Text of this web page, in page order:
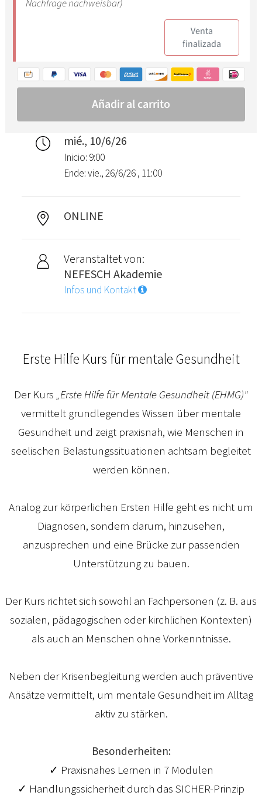
mié., 10/6/26
Inicio: 9:00
Ende: vie., 26/6/26 , 11:00
ONLINE
Veranstaltet von:
NEFESCH Akademie
Infos und Kontakt
Erste Hilfe Kurs für mentale Gesundheit
Der Kurs „Erste Hilfe für Mentale Gesundheit (EHMG)"
vermittelt grundlegendes Wissen über mentale
Gesundheit und zeigt praxisnah, wie Menschen in
seelischen Belastungssituationen achtsam begleitet
werden können.
Analog zur körperlichen Ersten Hilfe geht es nicht um
Diagnosen, sondern darum, hinzusehen,
anzusprechen und eine Brücke zur passenden
Unterstützung zu bauen.
Der Kurs richtet sich sowohl an Fachpersonen (z. B. aus
sozialen, pädagogischen oder kirchlichen Kontexten)
als auch an Menschen ohne Vorkenntnisse.
Neben der Krisenbegleitung werden auch präventive
Ansätze vermittelt, um mentale Gesundheit im Alltag
aktiv zu stärken.
Besonderheiten:
✓ Praxisnahes Lernen in 7 Modulen
✓ Handlungssicherheit durch das SICHER-Prinzip